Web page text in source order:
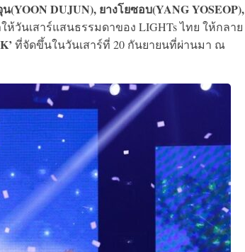
DUJUN), ยางโยซอบ(YANG YOSEOP),
ห้วันเสาร์แสนธรรมดาของ LIGHTs ไทย ให้กลาย
ที่จัดขึ้นในวันเสาร์ที่ 20 กันยายนที่ผ่านมา ณ